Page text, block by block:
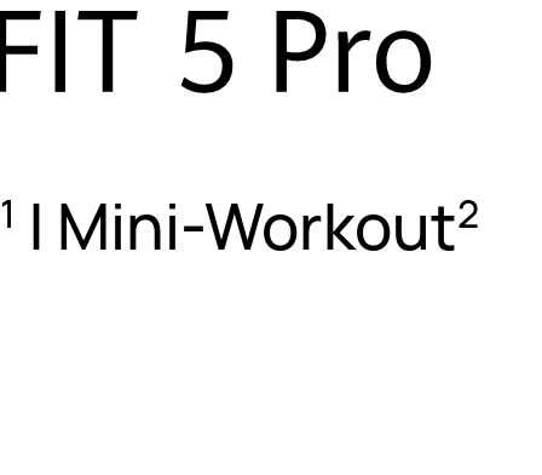
1 | Mini-Workout2